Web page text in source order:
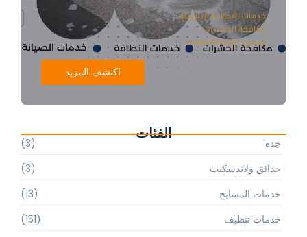
خدمات النظافة الشاملة
مكافحة الحشرات
خدمات الصيانة العامة
اكتشف المزيد
الفئات
جدة
(3)
حدائق ولاندسكيب
(3)
خدمات المسابح
(13)
خدمات تنظيف
(151)